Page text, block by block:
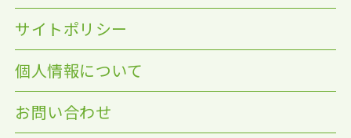
サイトポリシー
個人情報について
お問い合わせ